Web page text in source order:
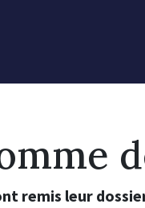
remis leur